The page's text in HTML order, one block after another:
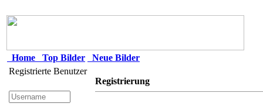
Home Top Bilder
Neue Bilder
Registrierte Benutzer
Registrierung